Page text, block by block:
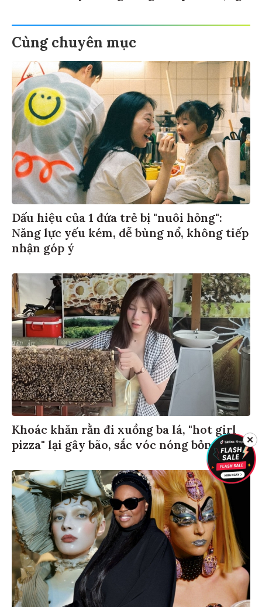
Cùng chuyên mục
Dấu hiệu của 1 đứa trẻ bị "nuôi hỏng":
Năng lực yếu kém, dễ bùng nổ, không tiếp
nhận góp ý
Khoác khăn rằn đi xuồng ba lá, "hot girl
pizza" lại gây bão, sắc vóc nóng bỏng
✕